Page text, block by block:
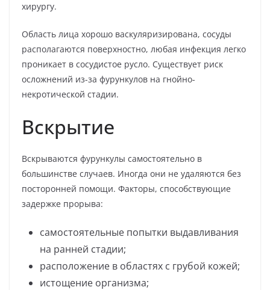
хирургу.
Область лица хорошо васкуляризирована, сосуды
располагаются поверхностно, любая инфекция легко
проникает в сосудистое русло. Существует риск
осложнений из-за фурункулов на гнойно-
некротической стадии.
Вскрытие
Вскрываются фурункулы самостоятельно в
большинстве случаев. Иногда они не удаляются без
посторонней помощи. Факторы, способствующие
задержке прорыва:
самостоятельные попытки выдавливания
на ранней стадии;
расположение в областях с грубой кожей;
истощение организма;